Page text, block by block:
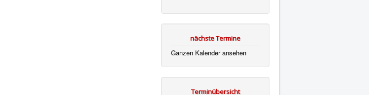
nächste Termine
Ganzen Kalender ansehen
Terminübersicht